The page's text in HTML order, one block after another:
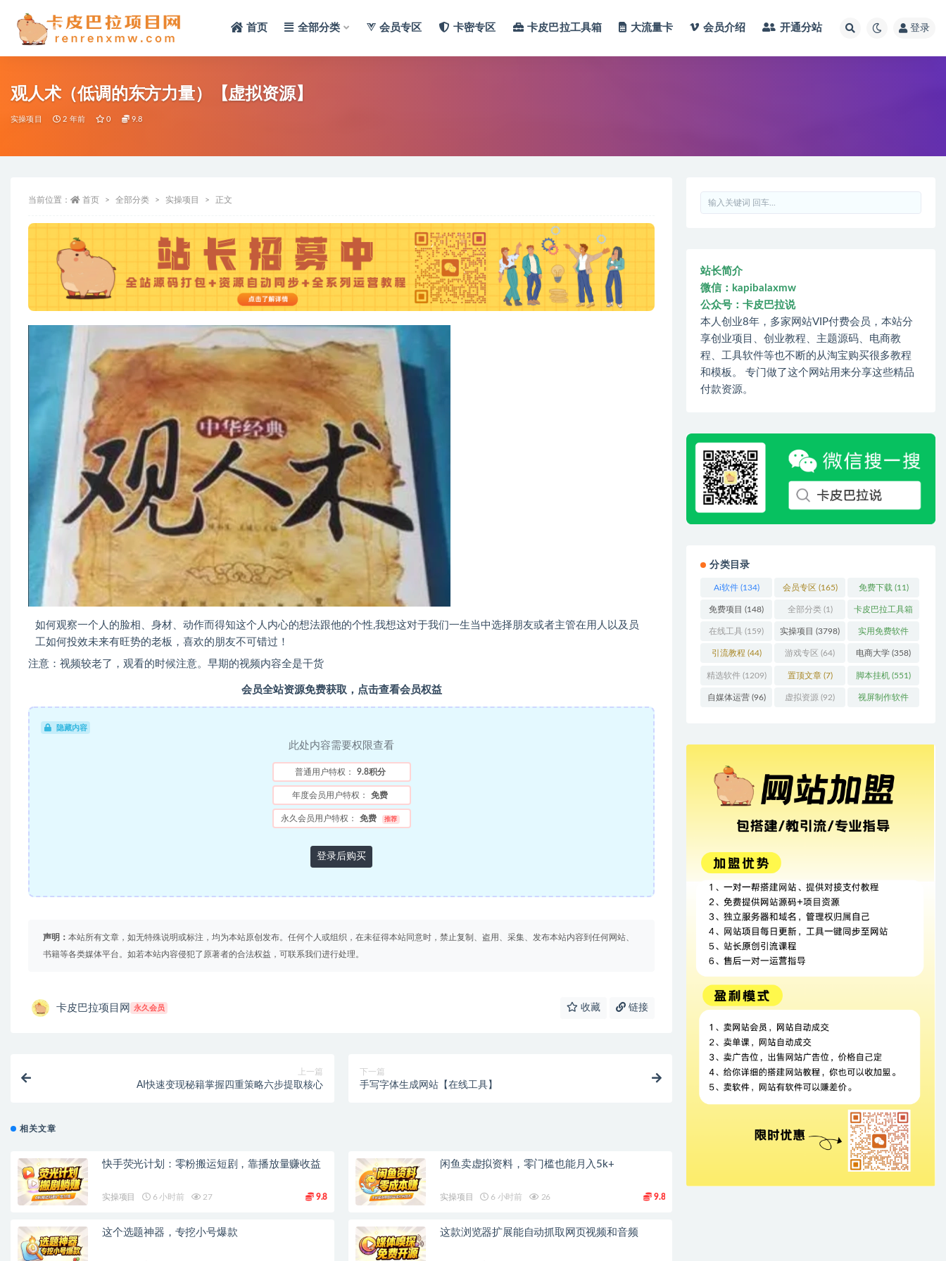
首页 全部分类 会员专区 卡密专区 卡皮巴拉工具箱 大流量卡 会员介绍 开通分站 登录
观人术（低调的东方力量）【虚拟资源】
实操项目 2 年前 0 9.8
当前位置： 首页 全部分类 实操项目 正文
如何观察一个人的脸相、身材、动作而得知这个人内心的想法跟他的个性,我想这对于我们一生当中选择朋友或者主管在用人以及员
工如何投效未来有旺势的老板，喜欢的朋友不可错过！
注意：视频较老了，观看的时候注意。早期的视频内容全是干货
会员全站资源免费获取，点击查看会员权益
隐藏内容
此处内容需要权限查看
普通用户特权： 9.8积分
年度会员用户特权： 免费
永久会员用户特权： 免费 推荐
登录后购买
声明： 本站所有文章，如无特殊说明或标注，均为本站原创发布。任何个人或组织，在未征得本站同意时，禁止复制、盗用、采集、发布本站内容到任何网站、
书籍等各类媒体平台。如若本站内容侵犯了原著者的合法权益，可联系我们进行处理。
卡皮巴拉项目网 永久会员 收藏 链接
上一篇
AI快速变现秘籍掌握四重策略六步提取核心
下一篇
手写字体生成网站【在线工具】
相关文章
快手荧光计划：零粉搬运短剧，靠播放量赚收益
实操项目 6 小时前 27 9.8
闲鱼卖虚拟资料，零门槛也能月入5k+
实操项目 6 小时前 26 9.8
这个选题神器，专挖小号爆款 这款浏览器扩展能自动抓取网页视频和音频
站长简介
微信：kapibalaxmw
公众号：卡皮巴拉说
本人创业8年，多家网站VIP付费会员，本站分
享创业项目、创业教程、主题源码、电商教
程、工具软件等也不断的从淘宝购买很多教程
和模板。 专门做了这个网站用来分享这些精品
付款资源。
分类目录
Ai软件(134) 会员专区 (165) 免费下载 (11)
免费项目 (148) 全部分类(1) 卡皮巴拉工具箱
(3)
在线工具 (159) 实操项目 (3798) 实用免费软件
(415)
引流教程 (44) 游戏专区 (64) 电商大学 (358)
精选软件(1209) 置顶文章(7) 脚本挂机 (551)
自媒体运营(96) 虚拟资源 (92) 视屏制作软件